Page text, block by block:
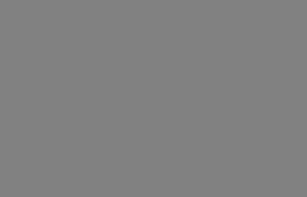
Bewertet wurden unter anderem die Reputation anhand von Online-
gesamten Team und unseren Trainerinnen und Trainern, die durch
begeistern.
2025/2026
für Kundenorientierung von Bildungszentren entwickelt hat,
Berlin, Düsseldorf und Stuttgart ausgezeichnet. Diese
der Teilnehmenden zugeschnitten sind. Die anerkannte Auszeichnung
Strebsamkeit nach Exzellenz. Seminarteilnehmer können sich
hohen Niveau an Schulungsqualität und Kundenbetreuung profitieren.